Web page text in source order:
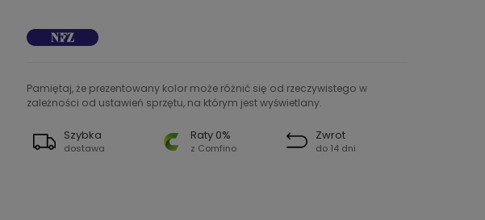
Pamiętaj, że prezentowany kolor może różnić się od rzeczywistego w
zależności od ustawień sprzętu, na którym jest wyświetlany.
Szybka
dostawa
Raty 0%
z Comfino
Zwrot
do 14 dni